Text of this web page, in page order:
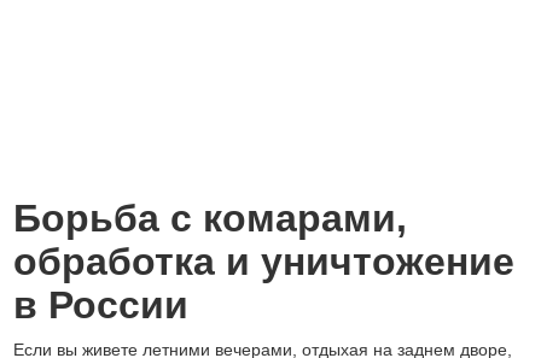
Борьба с комарами,
обработка и уничтожение
в России
Если вы живете летними вечерами, отдыхая на заднем дворе,